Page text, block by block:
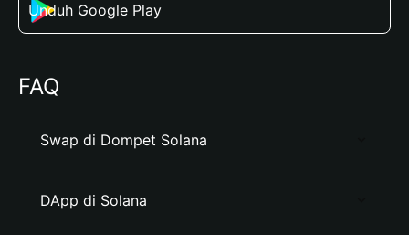
Unduh Google Play
FAQ
Swap di Dompet Solana
DApp di Solana